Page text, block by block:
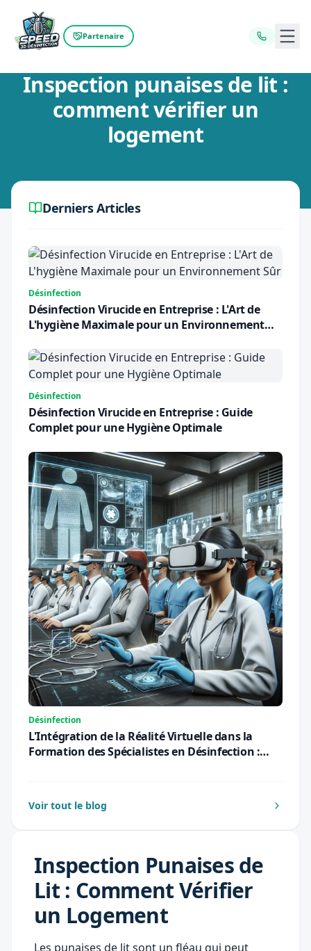
Partenaire
Retour au blog
Inspection punaises de lit :
comment vérifier un
logement
Derniers Articles
Désinfection
Désinfection Virucide en Entreprise : L'Art de
L'hygiène Maximale pour un Environnement
Désinfection
Désinfection Virucide en Entreprise : Guide
Complet pour une Hygiène Optimale
Désinfection
L'Intégration de la Réalité Virtuelle dans la
Formation des Spécialistes en Désinfection :
Voir tout le blog
Inspection Punaises de
Lit : Comment Vérifier
un Logement
Les punaises de lit sont un fléau qui peut